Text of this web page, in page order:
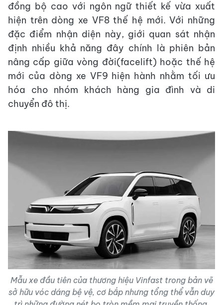
đồng bộ cao với ngôn ngữ thiết kế vừa xuất
hiện trên dòng xe VF8 thế hệ mới. Với những
đặc điểm nhận diện này, giới quan sát nhận
định nhiều khả năng đây chính là phiên bản
nâng cấp giữa vòng đời(facelift) hoặc thế hệ
mới của dòng xe VF9 hiện hành nhằm tối ưu
hóa cho nhóm khách hàng gia đình và di
chuyển đô thị.
Mẫu xe đầu tiên của thương hiệu Vinfast trong bản vẽ
sở hữu vóc dáng bệ vệ, cơ bắp nhưng tổng thể vẫn duy